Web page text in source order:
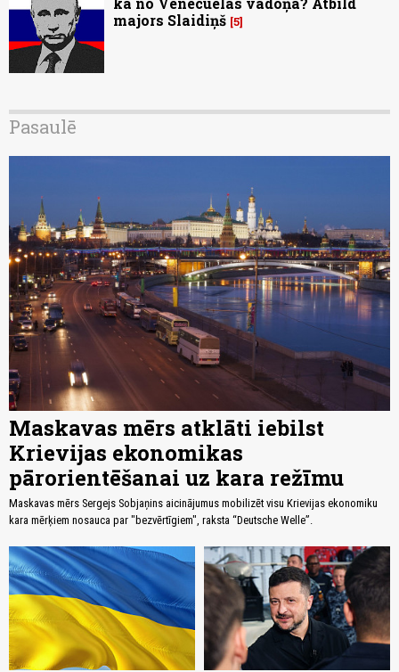
majors Slaidiņš 5
Pasaulē
Maskavas mērs atklāti iebilst
Krievijas ekonomikas
pārorientēšanai uz kara režīmu
Maskavas mērs Sergejs Sobjaņins aicinājumus mobilizēt visu Krievijas ekonomiku
kara mērķiem nosauca par "bezvērtīgiem", raksta “Deutsche Welle”.